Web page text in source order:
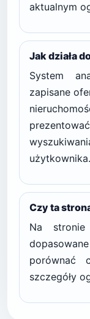
aktualnym
Jak działa
System
zapisane
użytkownika.
Czy ta
Na
porównać
szczegóły